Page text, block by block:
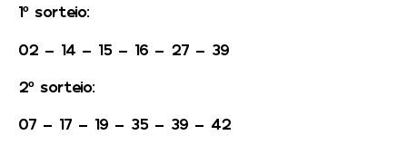
1º sorteio:
02 – 14 – 15 – 16 – 27 – 39
2º sorteio:
07 – 17 – 19 – 35 – 39 – 42